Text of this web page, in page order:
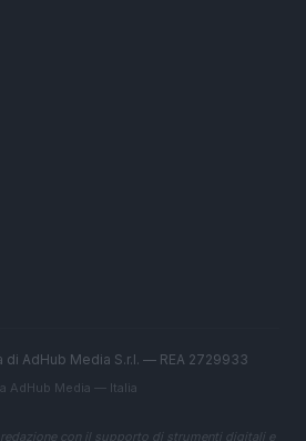
AdHub Media S.r.l. — REA 2729933
AdHub Media — Italia
con il supporto di strumenti digitali e